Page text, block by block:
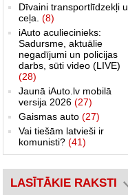
Dīvaini transportlīdzekļi
ceļa. (8)
iAuto aculiecinieks:
Sadursme, aktuālie
negadījumi un policijas
darbs, sūti video (LIVE)
(28)
Jaunā iAuto.lv mobilā
versija 2026 (27)
Gaismas auto (27)
Vai tiešām latvieši ir
komunisti? (41)
LASĪTĀKIE RAKSTI